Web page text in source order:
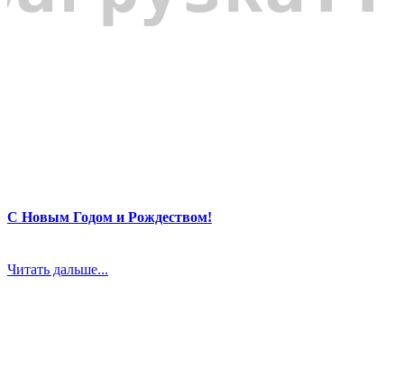
С Новым Годом и Рождеством!
Читать дальше...